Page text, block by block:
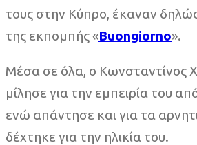
τους στην Κύπρο, έκαναν
της εκπομπής «Buongiorno».
Μέσα σε όλα, ο Κωνσταντίνος
μίλησε για την εμπειρία του
ενώ απάντησε και για τα
δέχτηκε για την ηλικία του.